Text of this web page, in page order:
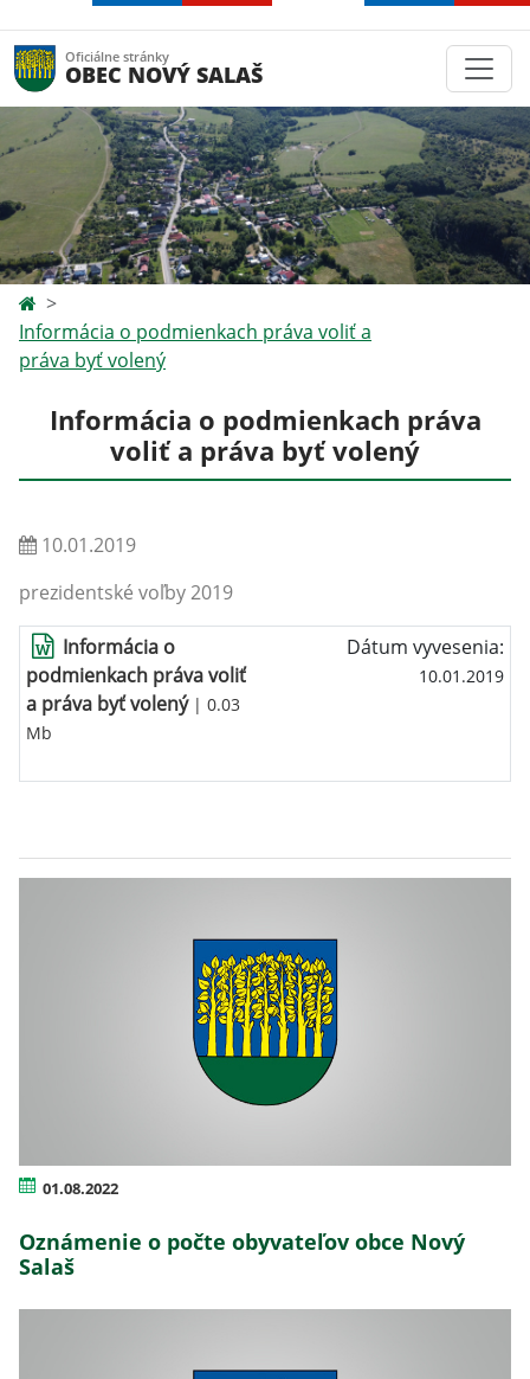
Oficiálne stránky
OBEC NOVÝ SALAŠ
Informácia o podmienkach práva voliť a
práva byť volený
Informácia o podmienkach práva
voliť a práva byť volený
10.01.2019
prezidentské voľby 2019
Informácia o
podmienkach práva voliť
a práva byť volený| 0.03
Mb
Dátum vyvesenia:
10.01.2019
01.08.2022
Oznámenie o počte obyvateľov obce Nový
Salaš